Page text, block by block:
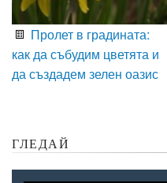
Пролет в градината:
как да събудим цветята и
да създадем зелен оазис
ГЛЕДАЙ